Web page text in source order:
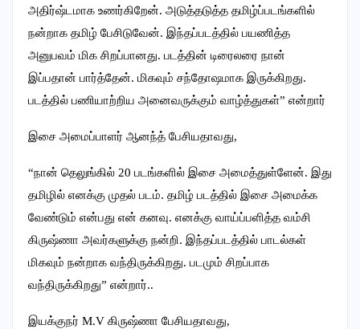
அதிர்ஷ்டமாக உணர்கிறேன். அடுத்தடுத்த தமிழ்ப்படங்களில்
நன்றாக தமிழ் பேசிடுவேன். இந்தப்படத்தில் பயணித்த
அனுபவம் மிக சிறப்பானது. படத்தின் டிரைலரை நான்
இப்பதான் பார்த்தேன். மிகவும் சந்தோஷமாக இருக்கிறது.
படத்தில் பணியாற்றிய அனைவருக்கும் வாழ்த்துகள்” என்றார்
இசை அமைப்பாளர் ஆனந்த் பேசியதாவது,
“நான் தெலுங்கில் 20 படங்களில் இசை அமைத்துள்ளேன். இது
தமிழில் எனக்கு முதல் படம். தமிழ் படத்தில் இசை அமைக்க
வேண்டும் என்பது என் கனவு. எனக்கு வாய்ப்பளித்த வம்சி
கிருஷ்ணா அவர்களுக்கு நன்றி. இந்தப்படத்தில் பாடல்கள்
மிகவும் நன்றாக வந்திருக்கிறது. படமும் சிறப்பாக
வந்திருக்கிறது” என்றார்..
இயக்குநர் M.V கிருஷ்ணா பேசியதாவது,